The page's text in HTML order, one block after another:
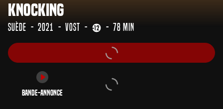
Knocking
Suède 2021 VOST 78 min
Bande-annonce